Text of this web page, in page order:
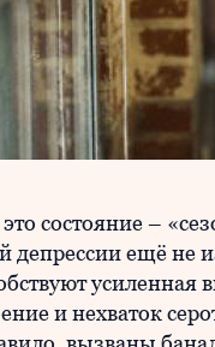
состояние –
ещё не
усиленная
и нехваток